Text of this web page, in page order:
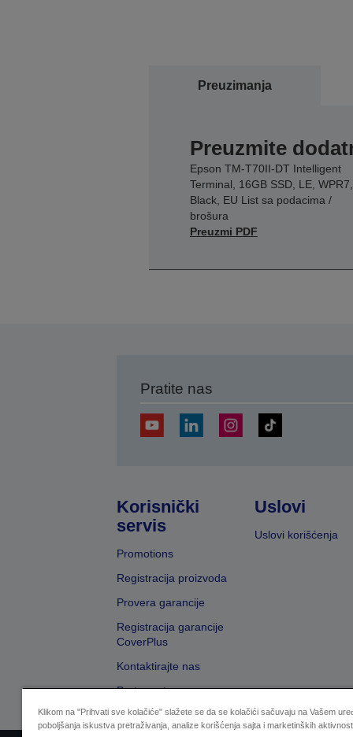
Preuzimanja
Preuzmite
Epson TM-T70II-DT Intelligent
Terminal, 16GB SSD, LE, WPR7,
Black, EU List sa podacima /
brošura
Preuzmi PDF
Pratite nas
Korisnički
servis
Promotions
Registracija proizvoda
Provera garancije
Registracija garancije
CoverPlus
Kontaktirajte nas
Pretraga trgovaca
Uslovi
Uslovi korišćenja
Klikom na "Prihvati sve kolačiće" slažete se da se kolačići sačuvaju na Vašem
poboljšanja iskustva pretraživanja, analize korišćenja sajta i marketinških